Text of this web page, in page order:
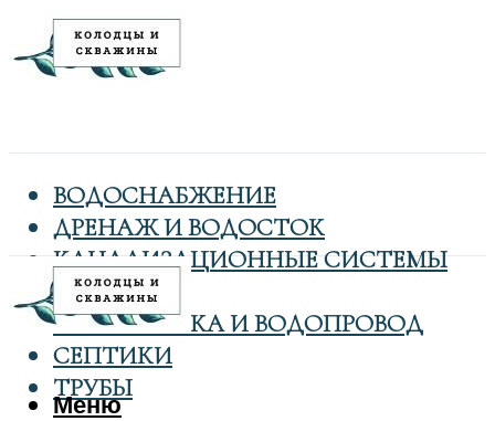
ВОДОСНАБЖЕНИЕ
ДРЕНАЖ И ВОДОСТОК
КАНАЛИЗАЦИОННЫЕ СИСТЕМЫ
КОЛОДЦЫ
САНТЕХНИКА И ВОДОПРОВОД
СЕПТИКИ
ТРУБЫ
Меню